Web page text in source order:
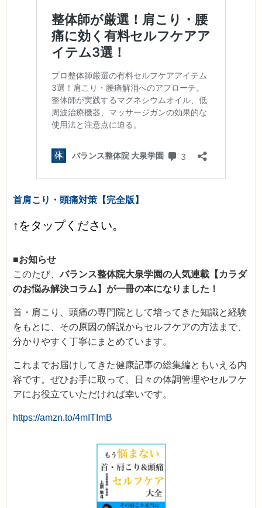
首肩こり・頭痛対策【完全版】
↑をタップください。
■お知らせ
このたび、バランス整体院大泉学園の人気連載【カラダ
のお悩み解決コラム】が一冊の本になりました！
首・肩こり、頭痛の専門院として培ってきた知識と経験
をもとに、その原因の解説からセルフケアの方法まで、
分かりやすく丁寧にまとめています。
これまでお届けしてきた健康記事の総集編ともいえる内
容です。ぜひお手に取って、日々の体調管理やセルフケ
アにお役立ていただければ幸いです。
https://amzn.to/4mITImB